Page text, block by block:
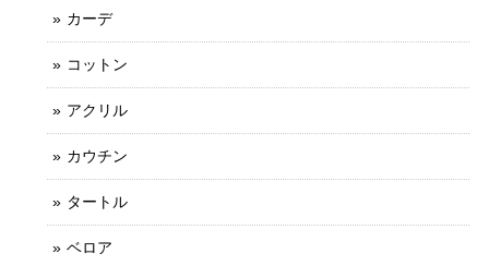
カーデ
コットン
アクリル
カウチン
タートル
ベロア